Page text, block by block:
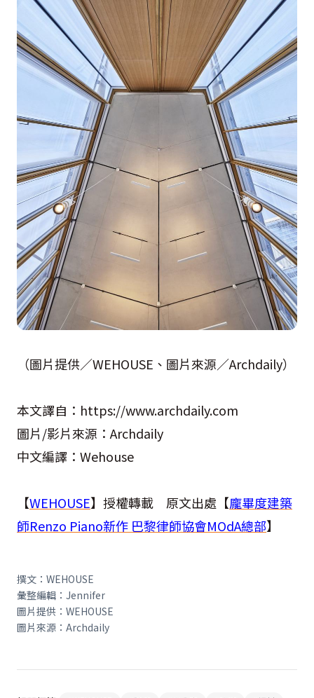
（圖片提供／WEHOUSE、圖片來源／Archdaily）
本文譯自：https://www.archdaily.com
圖片/影片來源：Archdaily
中文編譯：Wehouse
【WEHOUSE】授權轉載 原文出處【龐畢度建築
師Renzo Piano新作 巴黎律師協會MOdA總部】
撰文：WEHOUSE
彙整編輯：Jennifer
圖片提供：WEHOUSE
圖片來源：Archdaily